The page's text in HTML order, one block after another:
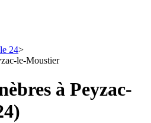
24
le-Moustier
à Peyzac-